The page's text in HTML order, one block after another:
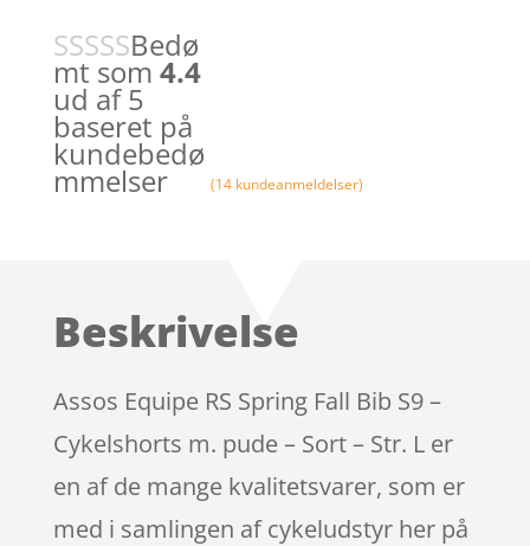
Bedø
mt som 4.4
ud af 5
baseret på
kundebedø
mmelser (14 kundeanmeldelser)
Beskrivelse
Assos Equipe RS Spring Fall Bib S9 –
Cykelshorts m. pude – Sort – Str. L er
en af de mange kvalitetsvarer, som er
med i samlingen af cykeludstyr her på